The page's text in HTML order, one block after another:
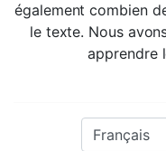
également combien
le texte. Nous
apprendre